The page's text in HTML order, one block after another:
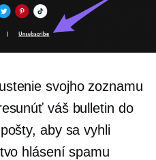
svojho zoznamu
váš bulletin do
aby sa vyhli
hlásení spamu